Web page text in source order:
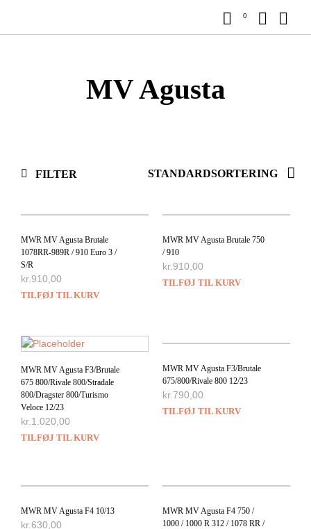
0
MV Agusta
FILTER
MWR MV Agusta Brutale
1078RR-989R / 910 Euro 3 /
S/R
kr.910,00
TILFØJ TIL KURV
MWR MV Agusta Brutale 750
/ 910
kr.910,00
TILFØJ TIL KURV
MWR MV Agusta F3/Brutale
675 800/Rivale 800/Stradale
800/Dragster 800/Turismo
Veloce 12/23
kr. 1.020,00
TILFØJ TIL KURV
MWR MV Agusta F3/Brutale
675/800/Rivale 800 12/23
kr.790,00
TILFØJ TIL KURV
MWR MV Agusta F4 10/13
kr.630,00
MWR MV Agusta F4 750 /
1000 / 1000 R 312 / 1078 RR /